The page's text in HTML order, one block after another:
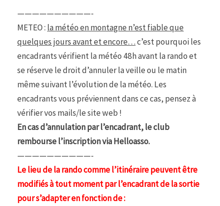
——————————-
METEO : la météo en montagne n’est fiable que
quelques jours avant et encore…c’est pourquoi les
encadrants vérifient la météo 48h avant la rando et
se réserve le droit d’annuler la veille ou le matin
même suivant l’évolution de la météo. Les
encadrants vous préviennent dans ce cas, pensez à
vérifier vos mails/le site web !
En cas d’annulation par l’encadrant, le club
rembourse l’inscription via Helloasso.
——————————-
Le lieu de la rando comme l’itinéraire peuvent être
modifiés à tout moment par l’encadrant de la sortie
pour s’adapter en fonction de :